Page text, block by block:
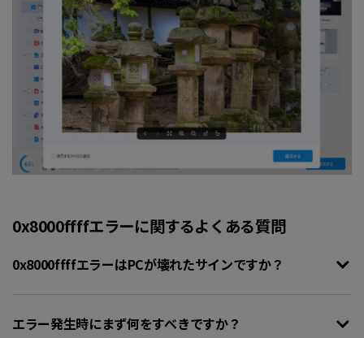
0x8000ffffエラーに関するよくある質問
0x8000ffffエラーはPCが壊れたサインですか？
エラー発生時にまず何をすべきですか？